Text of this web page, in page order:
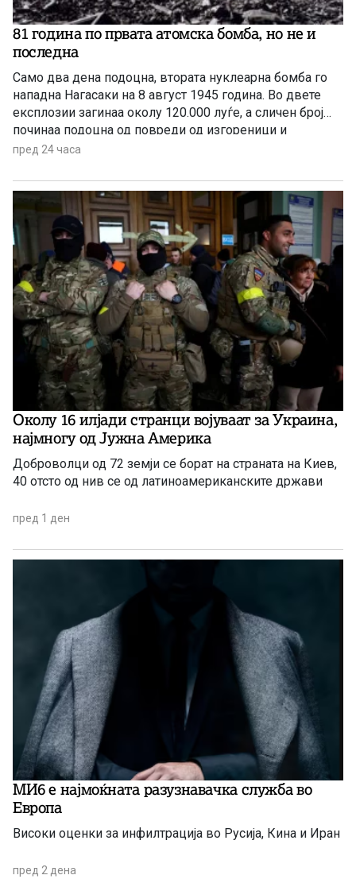
81 година по првата атомска бомба, но не и
последна
Само два дена подоцна, втората нуклеарна бомба го
нападна Нагасаки на 8 август 1945 година. Во двете
експлозии загинаа околу 120.000 луѓе, а сличен број
починаа подоцна од повреди од изгореници и
радијација, а зад себе оставија 650.000 преживеани
пред 24 часа
Околу 16 илјади странци војуваат за Украина,
најмногу од Јужна Америка
Доброволци од 72 земји се борат на страната на Киев,
40 отсто од нив се од латиноамериканските држави
пред 1 ден
МИ6 е најмоќната разузнавачка служба во
Европа
Високи оценки за инфилтрација во Русија, Кина и Иран
пред 2 дена